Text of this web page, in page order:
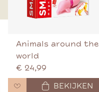
Animals around the
world
€ 24,99
BEKIJKEN